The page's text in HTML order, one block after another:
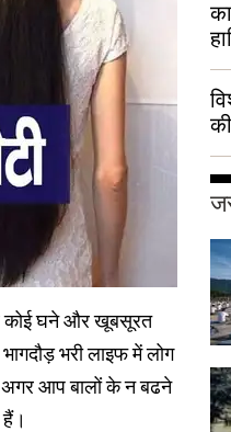
कोई घने और खूबसूरत
भरी लाइफ में लोग
आप बालों के न बढने
हुई